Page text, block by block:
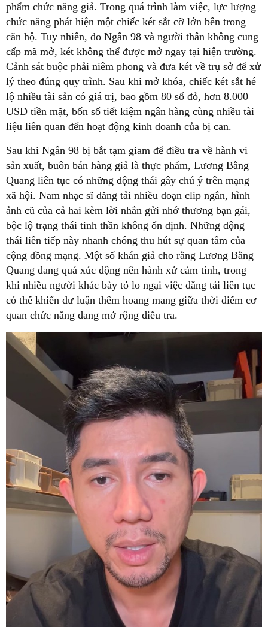
phẩm chức năng giả. Trong quá trình làm việc, lực lượng
chức năng phát hiện một chiếc két sắt cỡ lớn bên trong
căn hộ. Tuy nhiên, do Ngân 98 và người thân không cung
cấp mã mở, két không thể được mở ngay tại hiện trường.
Cảnh sát buộc phải niêm phong và đưa két về trụ sở để xử
lý theo đúng quy trình. Sau khi mở khóa, chiếc két sắt hé
lộ nhiều tài sản có giá trị, bao gồm 80 sổ đỏ, hơn 8.000
USD tiền mặt, bốn sổ tiết kiệm ngân hàng cùng nhiều tài
liệu liên quan đến hoạt động kinh doanh của bị can.
Sau khi Ngân 98 bị bắt tạm giam để điều tra về hành vi
sản xuất, buôn bán hàng giả là thực phẩm, Lương Bằng
Quang liên tục có những động thái gây chú ý trên mạng
xã hội. Nam nhạc sĩ đăng tải nhiều đoạn clip ngắn, hình
ảnh cũ của cả hai kèm lời nhắn gửi nhớ thương bạn gái,
bộc lộ trạng thái tinh thần không ổn định. Những động
thái liên tiếp này nhanh chóng thu hút sự quan tâm của
cộng đồng mạng. Một số khán giả cho rằng Lương Bằng
Quang đang quá xúc động nên hành xử cảm tính, trong
khi nhiều người khác bày tỏ lo ngại việc đăng tải liên tục
có thể khiến dư luận thêm hoang mang giữa thời điểm cơ
quan chức năng đang mở rộng điều tra.